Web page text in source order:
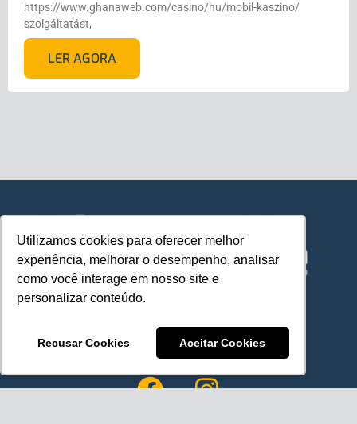
Utilizamos cookies para oferecer melhor
experiência, melhorar o desempenho, analisar
como você interage em nosso site e
personalizar conteúdo.
Recusar Cookies Aceitar Cookies
https://www.ghanaweb.com/casino/hu/mobil-kaszino/
szolgáltatást,
LER AGORA
Siga nas redes sociais